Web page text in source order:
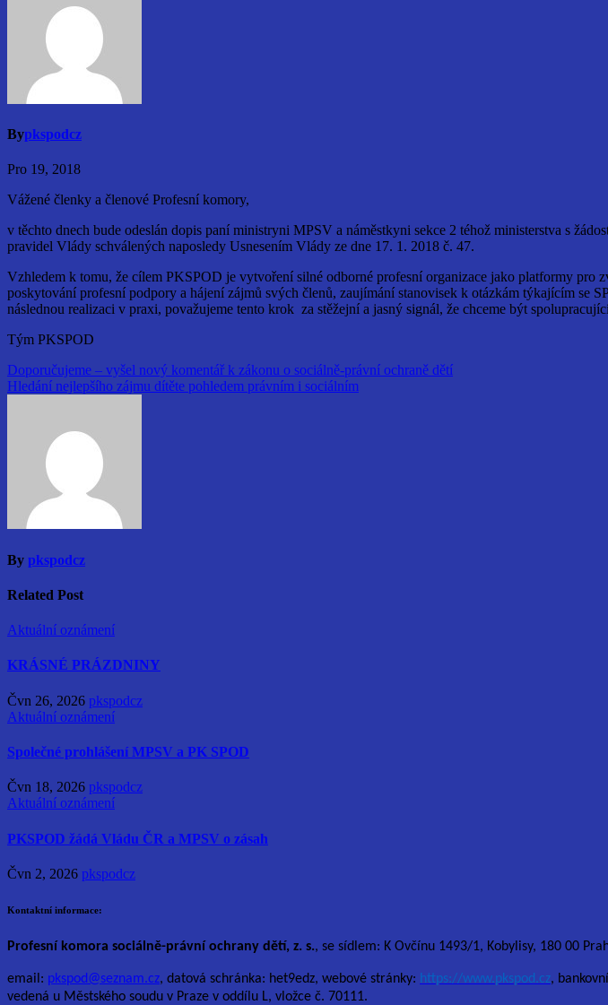
Bypkspodcz
Pro 19, 2018
Vážené členky a členové Profesní komory,
v těchto dnech bude odeslán dopis paní ministryni MPSV a náměstkyni sekce 2 téhož ministerstva s
pravidel Vlády schválených naposledy Usnesením Vlády ze dne 17. 1. 2018 č. 47.
Vzhledem k tomu, že cílem PKSPOD je vytvoření silné odborné profesní organizace jako platformy
poskytování profesní podpory a hájení zájmů svých členů, zaujímání stanovisek k otázkám týkajícím se
následnou realizaci v praxi, považujeme tento krok za stěžejní a jasný signál, že chceme být
Tým PKSPOD
Navigace
pro
Doporučujeme – vyšel nový komentář k zákonu o sociálně-právní ochraně dětí
Hledání nejlepšího zájmu dítěte pohledem právním i sociálním
By pkspodcz
Related Post
Aktuální oznámení
KRÁSNÉ PRÁZDNINY
Čvn 26, 2026 pkspodcz
Aktuální oznámení
Společné prohlášení MPSV a PK SPOD
Čvn 18, 2026 pkspodcz
Aktuální oznámení
PKSPOD žádá Vládu ČR a MPSV o zásah
Čvn 2, 2026 pkspodcz
Kontaktní informace:
Profesní komora sociálně-právní ochrany dětí, z. s., se sídlem: K Ovčínu 1493/1, Kobylisy, 180 00
email: pkspod@seznam.cz, datová schránka: het9edz, webové stránky: https://www.pkspod.cz,
vedená u Městského soudu v Praze v oddílu L, vložce č. 70111.